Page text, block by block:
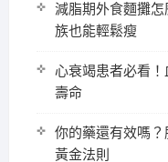
減脂期外食麵攤
族也能輕鬆瘦
心衰竭患者必看
壽命
你的藥還有效嗎
黃金法則